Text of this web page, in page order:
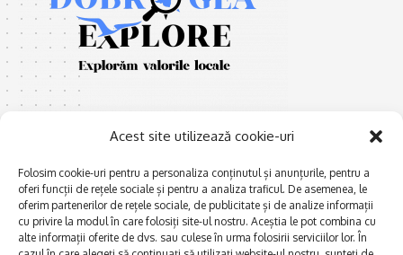
Acest site utilizează cookie-uri
Folosim cookie-uri pentru a personaliza conținutul și anunțurile, pentru a
oferi funcții de rețele sociale și pentru a analiza traficul. De asemenea, le
oferim partenerilor de rețele sociale, de publicitate și de analize informații
cu privire la modul în care folosiți site-ul nostru. Aceștia le pot combina cu
alte informații oferite de dvs. sau culese în urma folosirii serviciilor lor. În
E xplorăm Dobrogea,
Explorăm valorile locale:
Deltă, Litoral, cele mai mari
Afaceri și meșteșuguri
Actualitate
Dobrogea PE BUNE